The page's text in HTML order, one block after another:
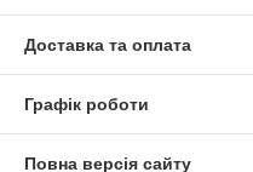
Доставка та оплата
Графік роботи
Повна версія сайту